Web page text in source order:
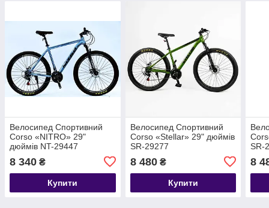
Велоcипед Спортивний
Corso «NITRO» 29"
дюймів NT-29447
8 340 ₴
Купити
Велоcипед Спортивний
Corso «Stellar» 29" дюймів
SR-29277
8 480₴
Купити
SR-
8